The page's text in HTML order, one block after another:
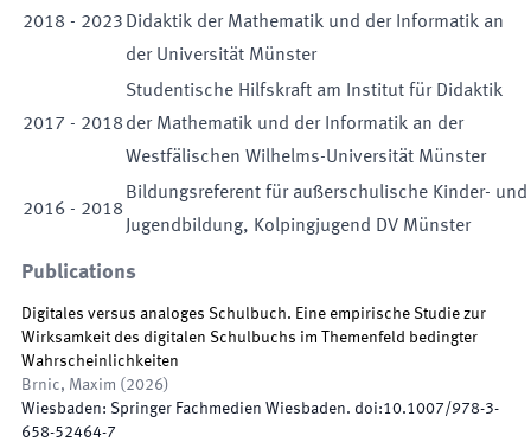
2018 - 2023 Didaktik der Mathematik und der Informatik an
der Universität Münster
2017 - 2018
Studentische Hilfskraft am Institut für Didaktik
der Mathematik und der Informatik an der
Westfälischen Wilhelms-Universität Münster
2016 - 2018
Bildungsreferent für außerschulische Kinder- und
Jugendbildung, Kolpingjugend DV Münster
Publications
Digitales versus analoges Schulbuch. Eine empirische Studie zur
Wirksamkeit des digitalen Schulbuchs im Themenfeld bedingter
Wahrscheinlichkeiten
Brnic, Maxim ( 2026)
Wiesbaden: Springer Fachmedien Wiesbaden. doi:10.1007/978-3-
658-52464-7